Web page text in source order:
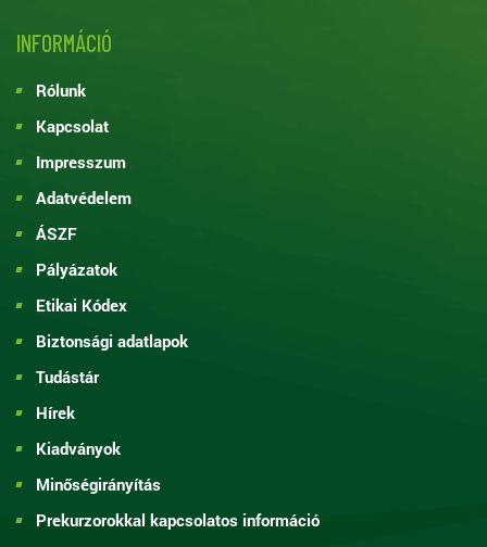
INFORMÁCIÓ
Rólunk
Kapcsolat
Impresszum
Adatvédelem
ÁSZF
Pályázatok
Etikai Kódex
Biztonsági adatlapok
Tudástár
Hírek
Kiadványok
Minőségirányítás
Prekurzorokkal kapcsolatos információ